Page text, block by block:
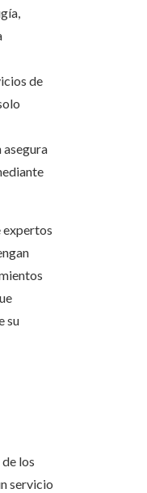
de
asegura
expertos
su
los
servicio